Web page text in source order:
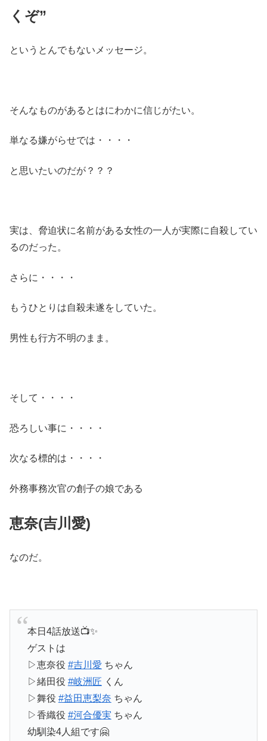
くぞ”
というとんでもないメッセージ。
そんなものがあるとはにわかに信じがたい。
単なる嫌がらせでは・・・・
と思いたいのだが？？？
実は、脅迫状に名前がある女性の一人が実際に自殺してい
るのだった。
さらに・・・・
もうひとりは自殺未遂をしていた。
男性も行方不明のまま。
そして・・・・
恐ろしい事に・・・・
次なる標的は・・・・
外務事務次官の創子の娘である
恵奈(吉川愛)
なのだ。
本日4話放送📺✨
ゲストは
▷恵奈役 #吉川愛 ちゃん
▷緒田役 #岐洲匠 くん
▷舞役 #益田恵梨奈 ちゃん
▷香織役 #河合優実 ちゃん
幼馴染4人組です🤗